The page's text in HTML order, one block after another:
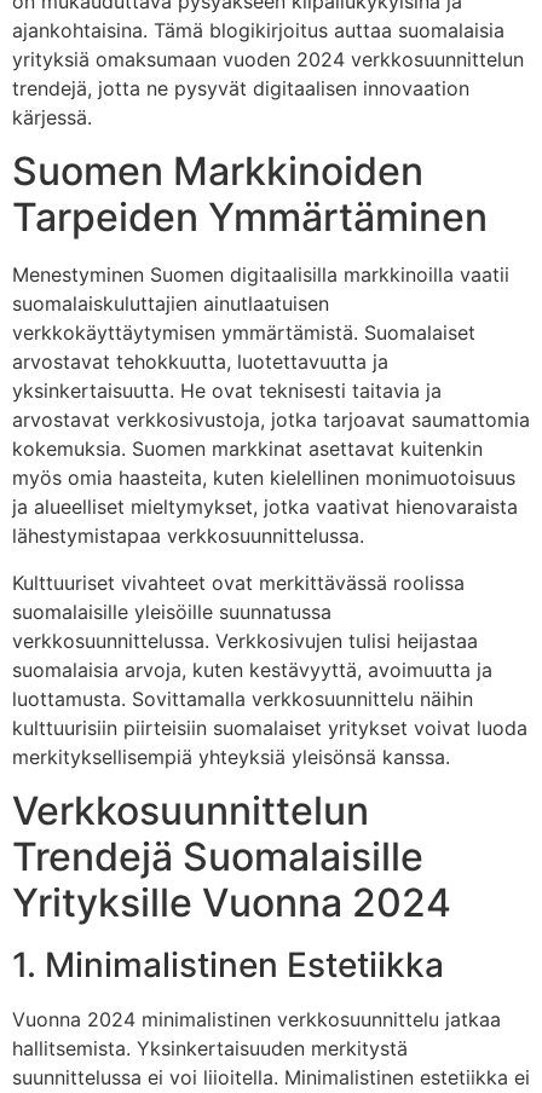
ajankohtaisina. Tämä blogikirjoitus auttaa suomalaisia
yrityksiä omaksumaan vuoden 2024 verkkosuunnittelun
trendejä, jotta ne pysyvät digitaalisen innovaation
kärjessä.
Suomen Markkinoiden
Tarpeiden Ymmärtäminen
Menestyminen Suomen digitaalisilla markkinoilla vaatii
suomalaiskuluttajien ainutlaatuisen
verkkokäyttäytymisen ymmärtämistä. Suomalaiset
arvostavat tehokkuutta, luotettavuutta ja
yksinkertaisuutta. He ovat teknisesti taitavia ja
arvostavat verkkosivustoja, jotka tarjoavat saumattomia
kokemuksia. Suomen markkinat asettavat kuitenkin
myös omia haasteita, kuten kielellinen monimuotoisuus
ja alueelliset mieltymykset, jotka vaativat hienovaraista
lähestymistapaa verkkosuunnittelussa.
Kulttuuriset vivahteet ovat merkittävässä roolissa
suomalaisille yleisöille suunnatussa
verkkosuunnittelussa. Verkkosivujen tulisi heijastaa
suomalaisia arvoja, kuten kestävyyttä, avoimuutta ja
luottamusta. Sovittamalla verkkosuunnittelu näihin
kulttuurisiin piirteisiin suomalaiset yritykset voivat luoda
merkityksellisempiä yhteyksiä yleisönsä kanssa.
Verkkosuunnittelun
Trendejä Suomalaisille
Yrityksille Vuonna 2024
1. Minimalistinen Estetiikka
Vuonna 2024 minimalistinen verkkosuunnittelu jatkaa
hallitsemista. Yksinkertaisuuden merkitystä
suunnittelussa ei voi liioitella. Minimalistinen estetiikka ei